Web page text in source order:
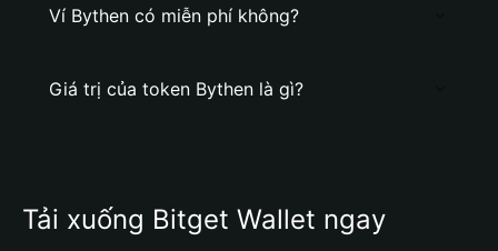
Ví Bythen có miễn phí không?
Giá trị của token Bythen là gì?
Tải xuống Bitget Wallet ngay